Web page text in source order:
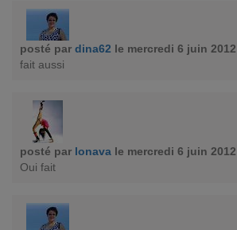
posté par dina62 le mercredi 6 juin 2012
fait aussi
posté par lonava le mercredi 6 juin 2012
Oui fait